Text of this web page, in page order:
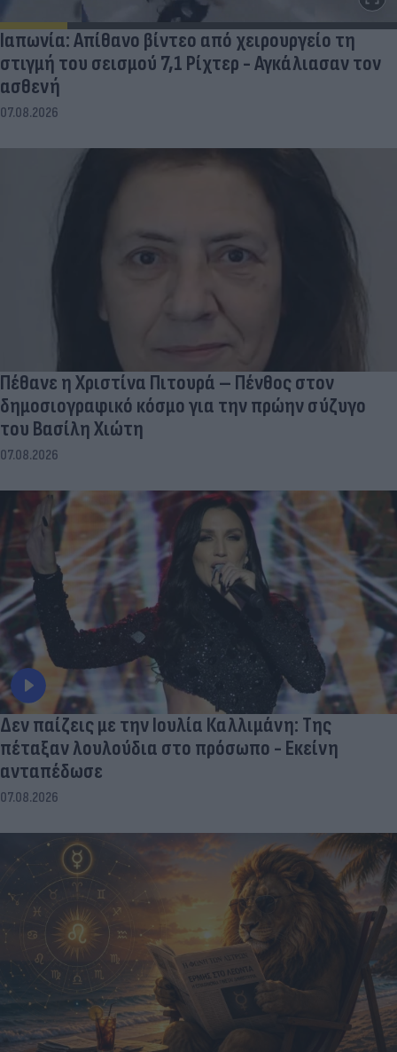
Ιαπωνία: Απίθανο βίντεο από χειρουργείο τη
στιγμή του σεισμού 7,1 Ρίχτερ - Αγκάλιασαν τον
ασθενή
07.08.2026
Πέθανε η Χριστίνα Πιτουρά – Πένθος στον
δημοσιογραφικό κόσμο για την πρώην σύζυγο
του Βασίλη Χιώτη
07.08.2026
Δεν παίζεις με την Ιουλία Καλλιμάνη: Της
πέταξαν λουλούδια στο πρόσωπο - Εκείνη
ανταπέδωσε
07.08.2026